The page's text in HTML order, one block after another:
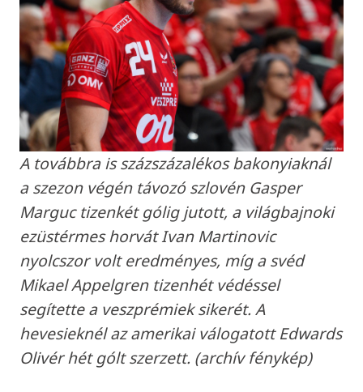
A továbbra is százszázalékos bakonyiaknál
a szezon végén távozó szlovén Gasper
Marguc tizenkét gólig jutott, a világbajnoki
ezüstérmes horvát Ivan Martinovic
nyolcszor volt eredményes, míg a svéd
Mikael Appelgren tizenhét védéssel
segítette a veszprémiek sikerét. A
hevesieknél az amerikai válogatott Edwards
Olivér hét gólt szerzett. (archív fénykép)